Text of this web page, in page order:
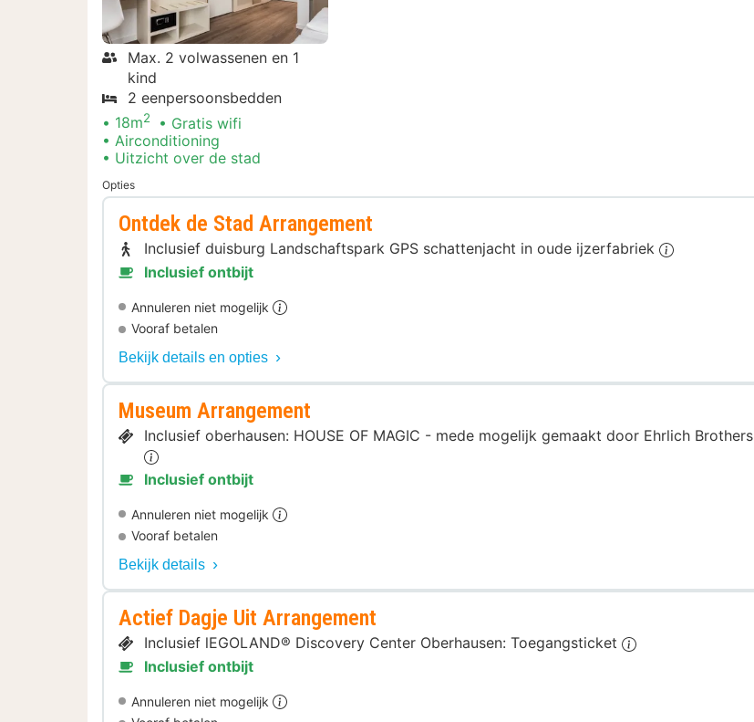
Max. 2 volwassenen en 1
kind
2 eenpersoonsbedden
18m2
Gratis wifi
Airconditioning
Uitzicht over de stad
Opties
Ontdek de Stad Arrangement
Inclusief duisburg Landschaftspark GPS schattenjacht in oude ijzerfabriek
Inclusief ontbijt
Annuleren niet mogelijk
Vooraf betalen
Bekijk details en opties
Museum Arrangement
Inclusief oberhausen: HOUSE OF MAGIC - mede mogelijk gemaakt door Ehrlich Brothers
Inclusief ontbijt
Annuleren niet mogelijk
Vooraf betalen
Bekijk details
Actief Dagje Uit Arrangement
Inclusief lEGOLAND® Discovery Center Oberhausen: Toegangsticket
Inclusief ontbijt
Annuleren niet mogelijk